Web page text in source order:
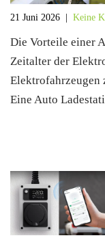
21 Juni 2026 Keine
Die Vorteile einer
Zeitalter der
Elektrofahrzeugen
Eine Auto